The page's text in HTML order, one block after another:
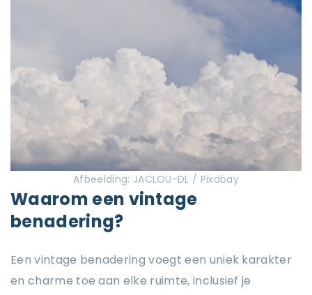
Afbeelding: JACLOU-DL / Pixabay
Waarom een vintage
benadering?
Een vintage benadering voegt een uniek karakter
en charme toe aan elke ruimte, inclusief je